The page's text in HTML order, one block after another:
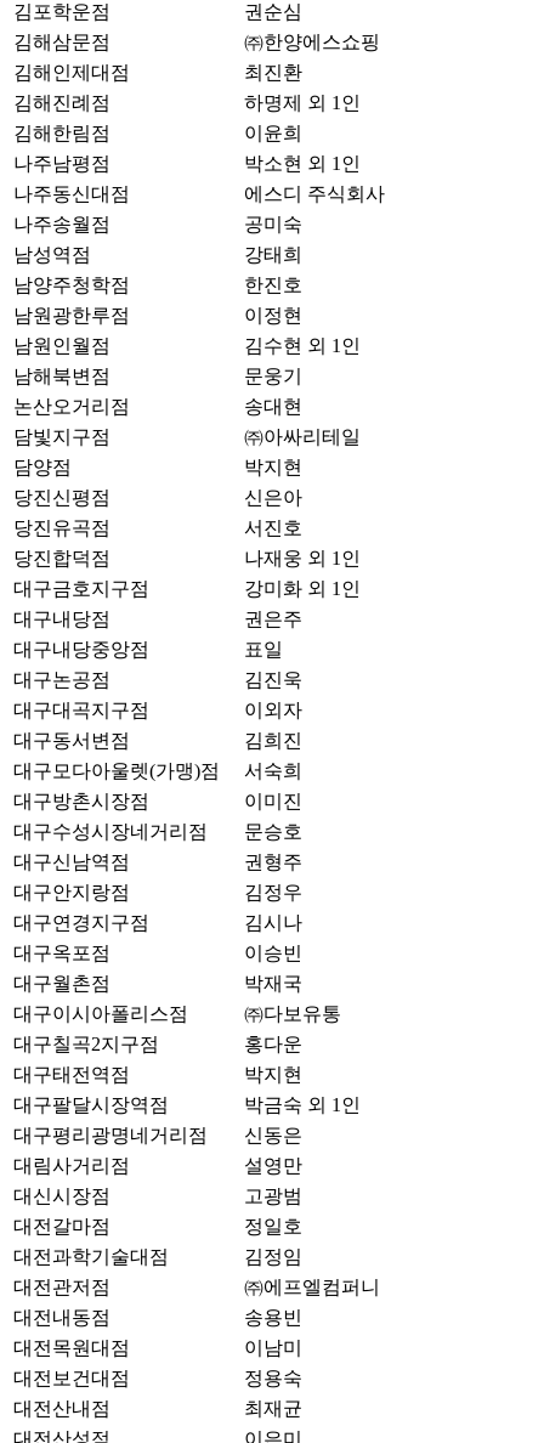
김포학운점
권순심
김해삼문점
㈜한양에스쇼핑
김해인제대점
최진환
김해진례점
하명제 외 1인
김해한림점
이윤희
나주남평점
박소현 외 1인
나주동신대점
에스디 주식회사
나주송월점
공미숙
남성역점
강태희
남양주청학점
한진호
남원광한루점
이정현
남원인월점
김수현 외 1인
남해북변점
문웅기
논산오거리점
송대현
담빛지구점
㈜아싸리테일
담양점
박지현
당진신평점
신은아
당진유곡점
서진호
당진합덕점
나재웅 외 1인
대구금호지구점
강미화 외 1인
대구내당점
권은주
대구내당중앙점
표일
대구논공점
김진욱
대구대곡지구점
이외자
대구동서변점
김희진
대구모다아울렛(가맹)점
서숙희
대구방촌시장점
이미진
대구수성시장네거리점
문승호
대구신남역점
권형주
대구안지랑점
김정우
대구연경지구점
김시나
대구옥포점
이승빈
대구월촌점
박재국
대구이시아폴리스점
㈜다보유통
대구칠곡2지구점
홍다운
대구태전역점
박지현
대구팔달시장역점
박금숙 외 1인
대구평리광명네거리점
신동은
대림사거리점
설영만
대신시장점
고광범
대전갈마점
정일호
대전과학기술대점
김정임
대전관저점
㈜에프엘컴퍼니
대전내동점
송용빈
대전목원대점
이남미
대전보건대점
정용숙
대전산내점
최재균